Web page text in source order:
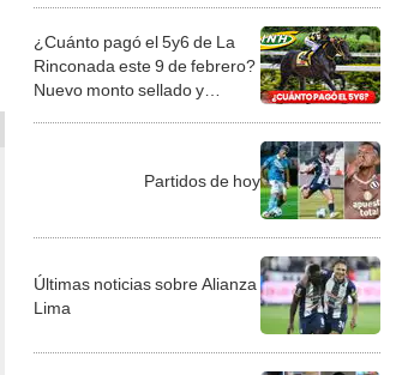
¿Cuánto pagó el 5y6 de La
Rinconada este 9 de febrero?
Nuevo monto sellado y
Partidos de hoy
Últimas noticias sobre Alianza
Lima